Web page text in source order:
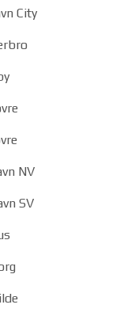
City
NV
SV